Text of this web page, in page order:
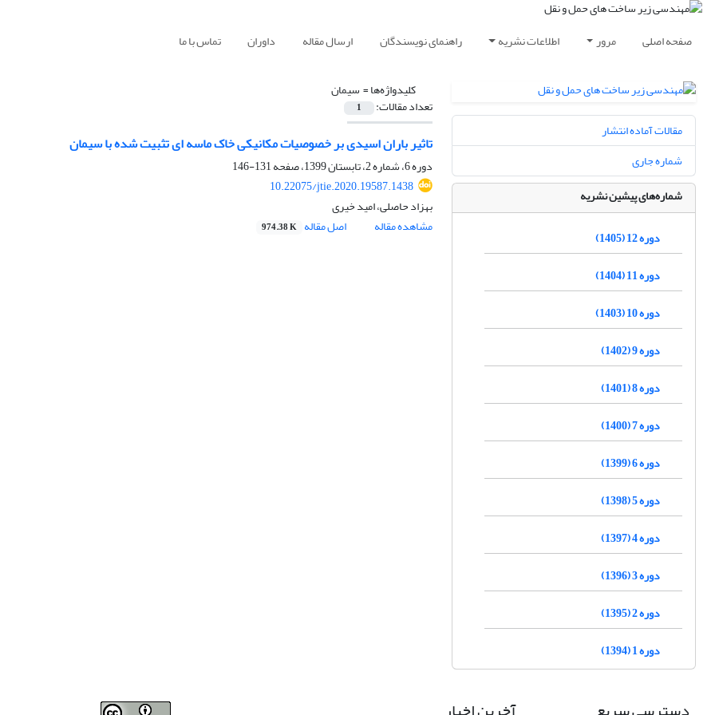
صفحه اصلی مرور اطلاعات نشریه راهنمای نویسندگان ارسال مقاله داوران تماس با ما
کلیدواژه‌ها =‌ سیمان
تعداد مقالات: 1
تاثیر باران اسیدی بر خصوصیات مکانیکی خاک ماسه ای تثبیت شده با سیمان
دوره 6، شماره 2، تابستان 1399، صفحه
131-146
10.22075/jtie.2020.19587.1438
بهزاد حاصلی، امید خیری
مشاهده مقاله
اصل مقاله 974.38 K
مقالات آماده انتشار
شماره جاری
شماره‌های پیشین نشریه
دوره 12 (1405)
دوره 11 (1404)
دوره 10 (1403)
دوره 9 (1402)
دوره 8 (1401)
دوره 7 (1400)
دوره 6 (1399)
دوره 5 (1398)
دوره 4 (1397)
دوره 3 (1396)
دوره 2 (1395)
دوره 1 (1394)